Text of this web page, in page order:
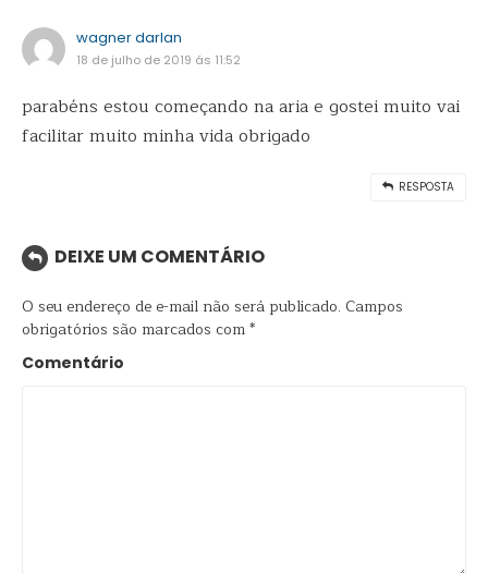
wagner darlan
18 de julho de 2019 ás 11:52
parabéns estou começando na aria e gostei muito vai
facilitar muito minha vida obrigado
RESPOSTA
DEIXE UM COMENTÁRIO
O seu endereço de e-mail não será publicado. Campos
obrigatórios são marcados com*
Comentário